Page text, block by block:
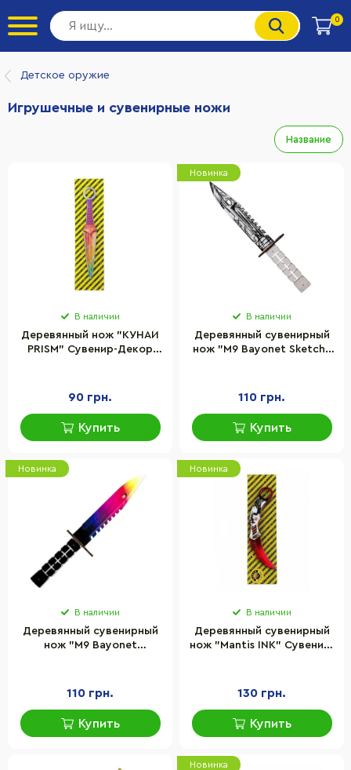
0
Детское оружие
Игрушечные и сувенирные ножи
Название
В наличии
Деревянный нож "КУНАИ
PRISM" Сувенир-Декор
90 грн.
Купить
Новинка
В наличии
Деревянный сувенирный
нож "M9 Bayonet Sketch"
110 грн.
Купить
Новинка
В наличии
Деревянный сувенирный
нож "M9 Bayonet
110 грн.
Купить
Новинка
В наличии
Деревянный сувенирный
нож "Mantis INK" Сувенир-
130 грн.
Купить
Новинка